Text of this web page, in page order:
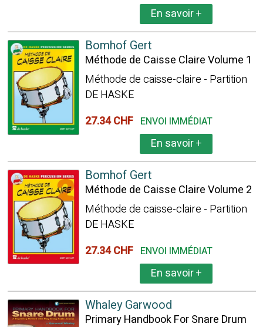
En savoir+
Bomhof Gert
Méthode de Caisse Claire Volume 1
Méthode de caisse-claire - Partition
DE HASKE
27.34 CHF ENVOI IMMÉDIAT
En savoir+
Bomhof Gert
Méthode de Caisse Claire Volume 2
Méthode de caisse-claire - Partition
DE HASKE
27.34 CHF ENVOI IMMÉDIAT
En savoir+
Whaley Garwood
Primary Handbook For Snare Drum